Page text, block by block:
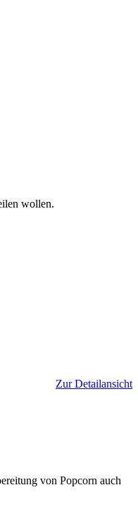
wollen.
Zur Detailansicht
von Popcorn auch